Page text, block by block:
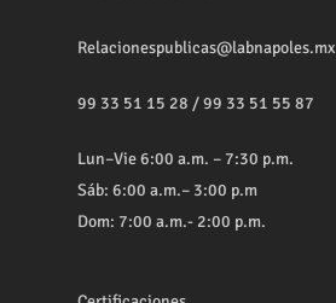
Relacionespublicas@labnapoles.mx
99 33 51 15 28 /99 33 51 55 87
Lun–Vie 6:00 a.m. – 7:30 p.m.
Sáb: 6:00 a.m.– 3:00 p.m
Dom: 7:00 a.m.- 2:00 p.m.